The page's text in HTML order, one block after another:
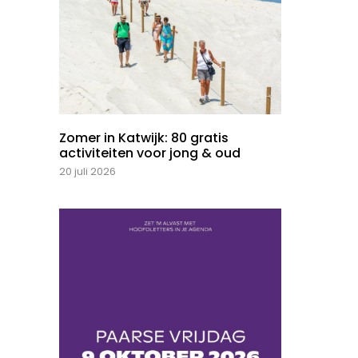
Zomer in Katwijk: 80 gratis
activiteiten voor jong & oud
20 juli 2026